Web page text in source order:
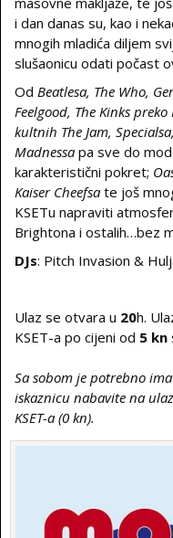
i dan danas su, kao i
mnogih mladića diljem
slušaonicu odati počast
Od Beatlesa, The Who,
Feelgood, The Kinks
kultnih The Jam,
Madnessa pa sve do
karakteristični pokret;
Kaiser Cheefsa te još
KSETu napraviti
Brightona i ostalih…bez
DJs: Pitch Invasion &
Ulaz se otvara u 20h.
KSET-a po cijeni od 5 kn
Sa sobom je potrebno
iskaznicu nabavite na
KSET-a (0 kn).